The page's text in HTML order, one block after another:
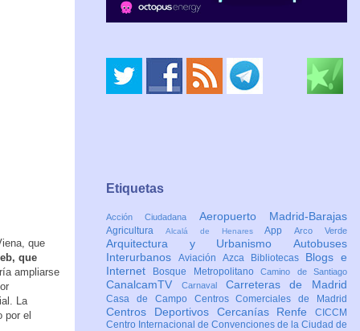
que
que
ampliarse
La
por el
Etiquetas
Acción Ciudadana Aeropuerto Madrid-Barajas
Agricultura Alcalá de HenaresAppArco Verde
Arquitectura y Urbanismo Autobuses
Interurbanos Aviación Azca Bibliotecas Blogs e
Internet
Bosque MetropolitanoCamino de Santiago
CanalcamTV Carnaval Carreteras de Madrid
Casa de Campo Centros Comerciales de Madrid
Centros Deportivos Cercanías Renfe CICCM
Centro Internacional de Convenciones de la Ciudad de